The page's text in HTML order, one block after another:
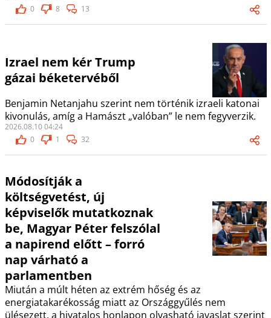
0
8 13
Izrael nem kér Trump
gázai béketervéből
Benjamin Netanjahu szerint nem történik izraeli katonai
kivonulás, amíg a Hamászt „valóban” le nem fegyverzik.
2026.08.10 04:24
0
1 32
Módosítják a
költségvetést, új
képviselők mutatkoznak
be, Magyar Péter felszólal
a napirend előtt – forró
nap várható a
parlamentben
Miután a múlt héten az extrém hőség és az
energiatakarékosság miatt az Országgyűlés nem
ülésezett, a hivatalos honlapon olvasható javaslat szerint